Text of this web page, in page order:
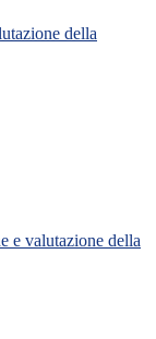
della
e valutazione della